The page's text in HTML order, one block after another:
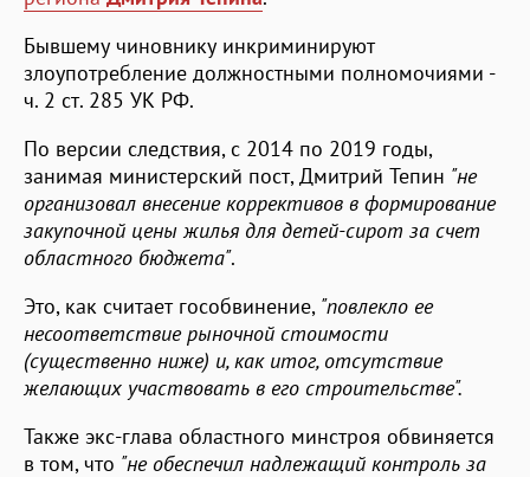
Бывшему чиновнику инкриминируют
злоупотребление должностными полномочиями -
ч. 2 ст. 285 УК РФ.
По версии следствия, с 2014 по 2019 годы,
занимая министерский пост, Дмитрий Тепин "не
организовал внесение коррективов в формирование
закупочной цены жилья для детей-сирот за счет
областного бюджета".
Это, как считает гособвинение, "повлекло ее
несоответствие рыночной стоимости
(существенно ниже) и, как итог, отсутствие
желающих участвовать в его строительстве".
Также экс-глава областного минстроя обвиняется
в том, что "не обеспечил надлежащий контроль за